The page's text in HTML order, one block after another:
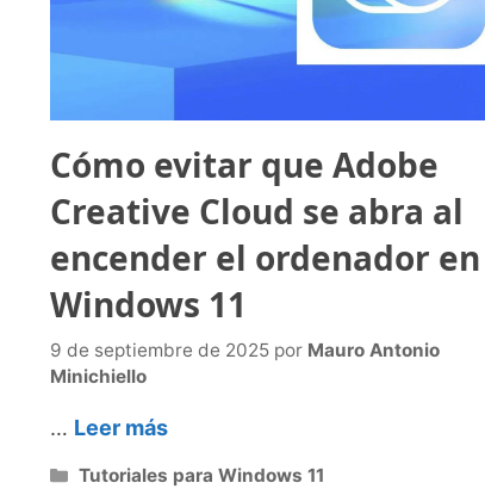
Cómo evitar que Adobe
Creative Cloud se abra al
encender el ordenador en
Windows 11
9 de septiembre de 2025 por Mauro Antonio
Minichiello
… Leer más
Categorías
Tutoriales para Windows 11